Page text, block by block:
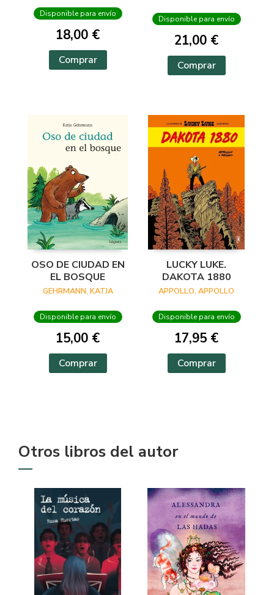
Disponible para envío
18,00 €
Comprar
Disponible para envío
21,00 €
Comprar
OSO DE CIUDAD EN
EL BOSQUE
GEHRMANN, KATJA
Disponible para envío
15,00 €
Comprar
LUCKY LUKE.
DAKOTA 1880
APPOLLO, APPOLLO
Disponible para envío
17,95 €
Comprar
Otros libros del autor